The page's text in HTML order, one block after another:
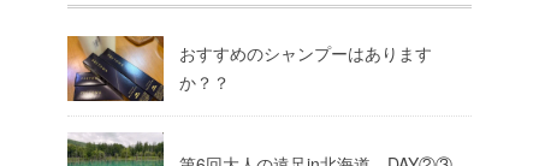
おすすめのシャンプーはあります
か？？